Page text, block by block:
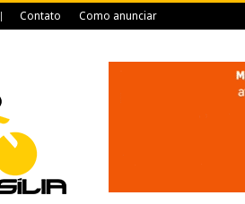
Contato Como anunciar